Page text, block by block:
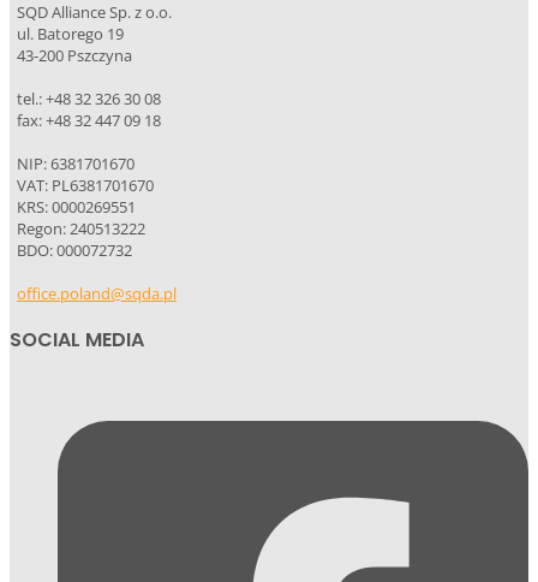
SQD Alliance Sp. z o.o.
ul. Batorego 19
43-200 Pszczyna
tel.: +48 32 326 30 08
fax: +48 32 447 09 18
NIP: 6381701670
VAT: PL6381701670
KRS: 0000269551
Regon: 240513222
BDO: 000072732
office.poland@sqda.pl
SOCIAL MEDIA